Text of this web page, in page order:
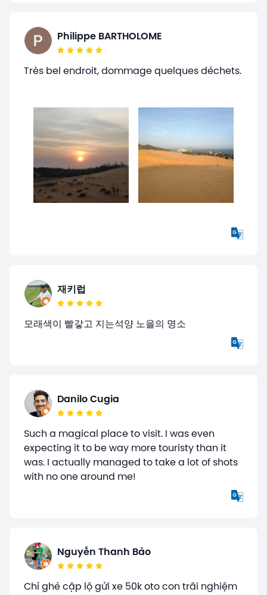
Philippe BARTHOLOME
Très bel endroit, dommage quelques déchets.
재키럽
모래색이 빨갛고 지는석양 노을의 명소
Danilo Cugia
Such a magical place to visit. I was even
expecting it to be way more touristy than it
was. I actually managed to take a lot of shots
with no one around me!
Nguyễn Thanh Bảo
Chỉ ghé cặp lộ gửi xe 50k oto con trãi nghiệm